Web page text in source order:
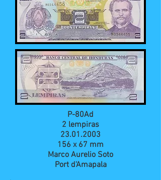
P-80Ad
2 lempiras
23.01.2003
156 x 67 mm
Marco Aurelio Soto
Port d'Amapala